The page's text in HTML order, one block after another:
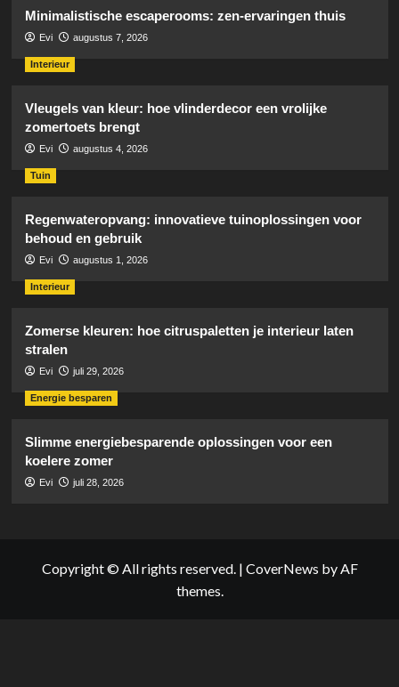
Minimalistische escaperooms: zen-ervaringen thuis
Evi augustus 7, 2026
Interieur
Vleugels van kleur: hoe vlinderdecor een vrolijke
zomertoets brengt
Evi augustus 4, 2026
Tuin
Regenwateropvang: innovatieve tuinoplossingen voor
behoud en gebruik
Evi augustus 1, 2026
Interieur
Zomerse kleuren: hoe citruspaletten je interieur laten
stralen
Evi juli 29, 2026
Energie besparen
Slimme energiebesparende oplossingen voor een
koelere zomer
Evi juli 28, 2026
Copyright © All rights reserved. | CoverNews by AF
themes.